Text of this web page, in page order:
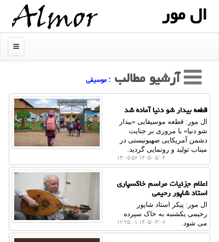
ال مور
منو
آرشیو مطالب : موسیقی
قطعه بیدار شو دنیا آماده شد
ال مور: قطعه موسیقایی «بیدار
شو دنیا» با مروری بر جنایت
دشمن آمریکایی صهیونیستی در
میناب تولید و رونمایی گردید.
۱۴۰۵/۰۵/۰۴ ۱۴:۰۵:۵۶
اعلام جزئیات مراسم خاکسپاری
استاد شاپور رحیمی
ال مور: پیکر استاد شاپور
رحیمی یکشنبه به خاک سپرده
می شود.
۱۴۰۵/۰۴/۰۶ ۱۲:۲۵:۰۱